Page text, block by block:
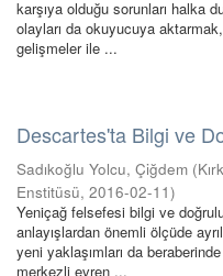
karşıya olduğu sorunları halka
olayları da okuyucuya
gelişmeler ile ...
Descartes'ta Bilgi ve
Sadıkoğlu Yolcu, Çiğdem (
Enstitüsü, 2016-02-11)
Yeniçağ felsefesi bilgi ve
anlayışlardan önemli ölçüde
yeni yaklaşımları da
merkezli evren ...